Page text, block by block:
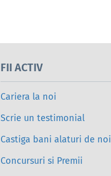
FII ACTIV
Cariera la noi
Scrie un testimonial
Castiga bani alaturi de noi
Concursuri si Premii